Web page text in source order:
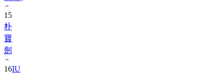
朴
寶
劍
16
17NewJeans